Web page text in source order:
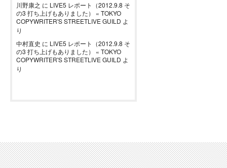
川野康之 に LIVE5 レポート（2012.9.8 そ
の3 打ち上げもありました） « TOKYO
COPYWRITER'S STREETLIVE GUILD よ
り
中村直史 に LIVE5 レポート（2012.9.8 そ
の3 打ち上げもありました） « TOKYO
COPYWRITER'S STREETLIVE GUILD よ
り